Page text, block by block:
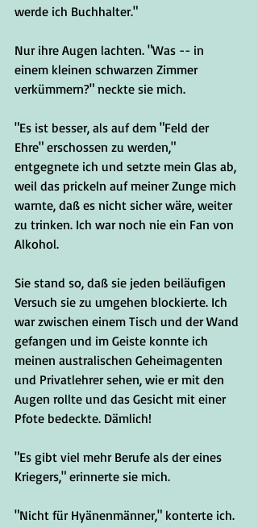
werde ich Buchhalter."
Nur ihre Augen lachten. "Was -- in
einem kleinen schwarzen Zimmer
verkümmern?" neckte sie mich.
"Es ist besser, als auf dem "Feld der
Ehre" erschossen zu werden,"
entgegnete ich und setzte mein Glas ab,
weil das prickeln auf meiner Zunge mich
warnte, daß es nicht sicher wäre, weiter
zu trinken. Ich war noch nie ein Fan von
Alkohol.
Sie stand so, daß sie jeden beiläufigen
Versuch sie zu umgehen blockierte. Ich
war zwischen einem Tisch und der Wand
gefangen und im Geiste konnte ich
meinen australischen Geheimagenten
und Privatlehrer sehen, wie er mit den
Augen rollte und das Gesicht mit einer
Pfote bedeckte. Dämlich!
"Es gibt viel mehr Berufe als der eines
Kriegers," erinnerte sie mich.
"Nicht für Hyänenmänner," konterte ich.